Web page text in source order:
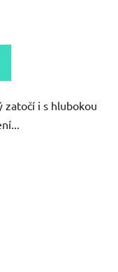
zatočí i s hlubokou